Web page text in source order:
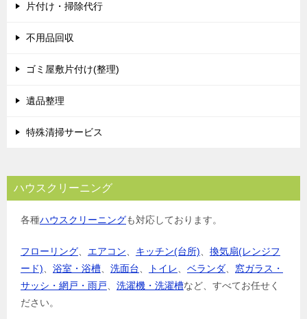
ー
シ
片付け・掃除代行
不用品回収
ゴミ屋敷片付け(整理)
遺品整理
特殊清掃サービス
ハウスクリーニング
各種ハウスクリーニングも対応しております。
フローリング、 エアコン、 キッチン(台所)、 換気扇(レンジフ
ード)、 浴室・浴槽、 洗面台、 トイレ、 ベランダ、 窓ガラス・
サッシ・網戸・雨戸、 洗濯機・洗濯槽など、すべてお任せく
ださい。